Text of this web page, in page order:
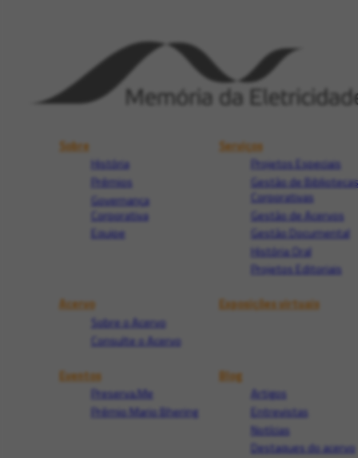
Sobre
História
Prêmios
Governança
Corporativa
Equipe
Serviços
Projetos Especiais
Gestão de Bibliotecas
Corporativas
Gestão de Acervos
Gestão Documental
História Oral
Projetos Editoriais
Acervo
Sobre o Acervo
Consulte o Acervo
Exposições virtuais
Eventos
Preserva.Me
Prêmio Mario Bhering
Blog
Artigos
Entrevistas
Notícias
Destaques do acervo